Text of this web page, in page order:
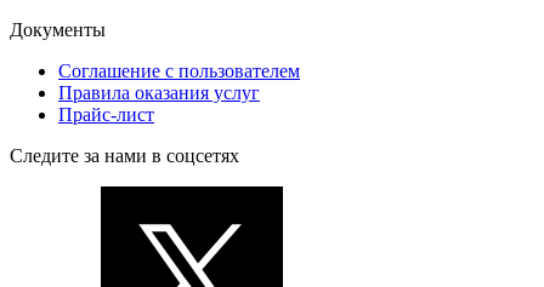
Документы
Соглашение с пользователем
Правила оказания услуг
Прайс-лист
Следите за нами в соцсетях